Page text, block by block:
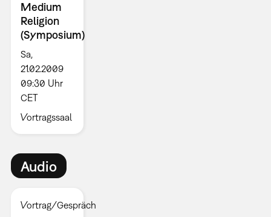
Medium
Religion
(Symposium)
Sa,
21.02.2009
09:30 Uhr
CET
Vortragssaal
Audio
Vortrag/Gespräch